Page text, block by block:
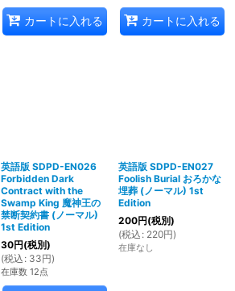
カートに入れる カートに入れる
英語版 SDPD-EN026
Forbidden Dark
Contract with the
Swamp King 魔神王の
禁断契約書 (ノーマル)
1st Edition
30円(税別)
(税込 : 33円)
在庫数 12点
英語版 SDPD-EN027
Foolish Burial おろかな
埋葬 (ノーマル) 1st
Edition
200円(税別)
(税込 : 220円)
在庫なし